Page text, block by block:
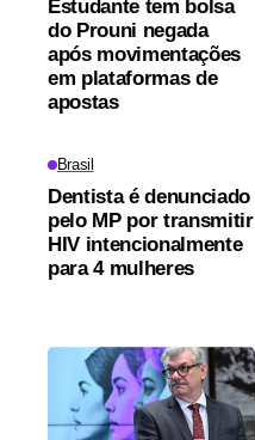
Estudante tem bolsa
do Prouni negada
após movimentações
em plataformas de
apostas
Brasil
Dentista é denunciado
pelo MP por transmitir
HIV intencionalmente
para 4 mulheres